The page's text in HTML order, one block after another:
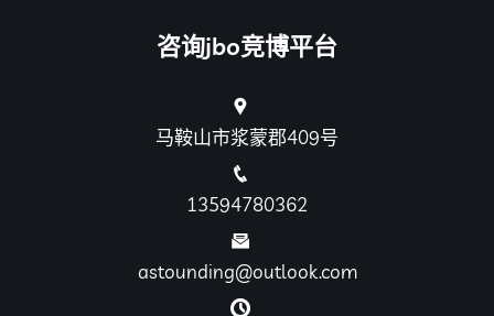
咨询jbo竞博平台
马鞍山市浆蒙郡409号
13594780362
astounding@outlook.com